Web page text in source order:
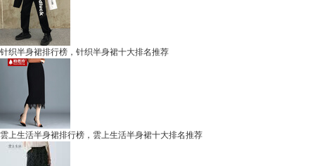
针织半身裙排行榜，针织半身裙十大排名推荐
雲上生活半身裙排行榜，雲上生活半身裙十大排名推荐